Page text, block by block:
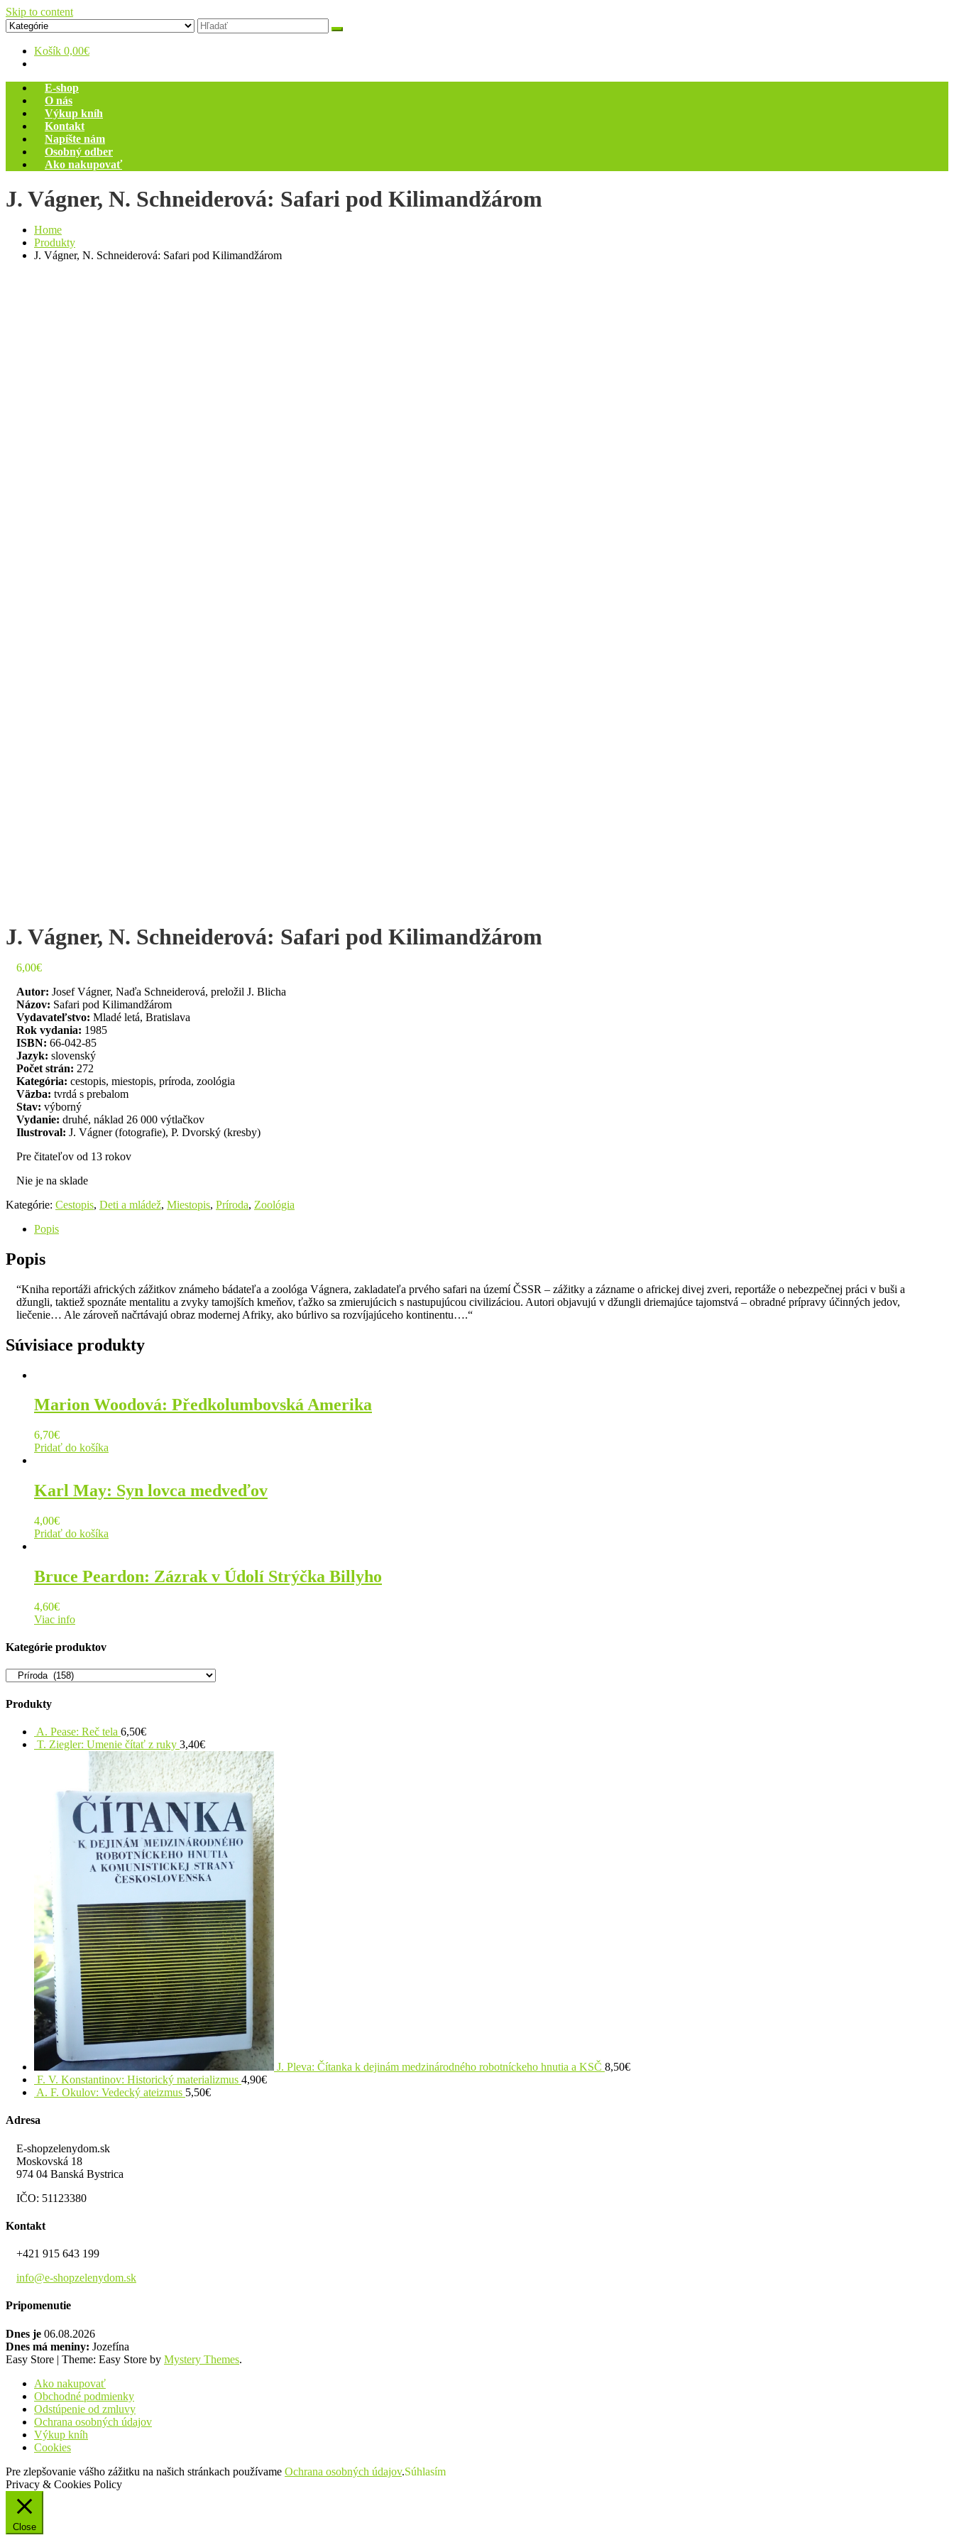
Skip to content
Zelený dom
Antikvariát
Košík 0,00€
E-shop
O nás
Výkup kníh
Kontakt
Napíšte nám
Osobný odber
Ako nakupovať
J. Vágner, N. Schneiderová: Safari pod Kilimandžárom
Home
Produkty
J. Vágner, N. Schneiderová: Safari pod Kilimandžárom
J. Vágner, N. Schneiderová: Safari pod Kilimandžárom
6,00€
Autor: Josef Vágner, Naďa Schneiderová, preložil J. Blicha
Názov: Safari pod Kilimandžárom
Vydavateľstvo: Mladé letá, Bratislava
Rok vydania: 1985
ISBN: 66-042-85
Jazyk: slovenský
Počet strán: 272
Kategória: cestopis, miestopis, príroda, zoológia
Väzba: tvrdá s prebalom
Stav: výborný
Vydanie: druhé, náklad 26 000 výtlačkov
Ilustroval: J. Vágner (fotografie), P. Dvorský (kresby)
Pre čitateľov od 13 rokov
Nie je na sklade
Kategórie: Cestopis, Deti a mládež, Miestopis, Príroda, Zoológia
Popis
Popis
“Kniha reportáži afrických zážitkov známeho bádateľa a zoológa Vágnera, zakladateľa prvého safari na území ČSSR – zážitky a zázname o africkej divej zveri, reportáže o nebezpečnej práci v buši a
džungli, taktiež spoznáte mentalitu a zvyky tamojších kmeňov, ťažko sa zmierujúcich s nastupujúcou civilizáciou. Autori objavujú v džungli driemajúce tajomstvá – obradné prípravy účinných jedov,
liečenie… Ale zároveň načrtávajú obraz modernej Afriky, ako búrlivo sa rozvíjajúceho kontinentu….“
Súvisiace produkty
Marion Woodová: Předkolumbovská Amerika
6,70€
Pridať do košíka
Karl May: Syn lovca medveďov
4,00€
Pridať do košíka
Bruce Peardon: Zázrak v Údolí Strýčka Billyho
4,60€
Viac info
Kategórie produktov
Produkty
A. Pease: Reč tela 6,50€
T. Ziegler: Umenie čítať z ruky 3,40€
J. Pleva: Čítanka k dejinám medzinárodného robotníckeho hnutia a KSČ 8,50€
F. V. Konstantinov: Historický materializmus 4,90€
A. F. Okulov: Vedecký ateizmus 5,50€
Adresa
E-shopzelenydom.sk
Moskovská 18
974 04 Banská Bystrica
IČO: 51123380
Kontakt
+421 915 643 199
info@e-shopzelenydom.sk
Pripomenutie
Dnes je 06.08.2026
Dnes má meniny: Jozefína
Easy Store | Theme: Easy Store by Mystery Themes.
Ako nakupovať
Obchodné podmienky
Odstúpenie od zmluvy
Ochrana osobných údajov
Výkup kníh
Cookies
Pre zlepšovanie vášho zážitku na našich stránkach používame Ochrana osobných údajov.Súhlasím
Privacy & Cookies Policy
Close